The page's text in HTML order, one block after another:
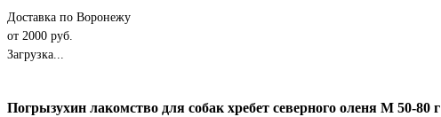
Доставка по Воронежу
от 2000 руб.
Загрузка...
Погрызухин лакомство для собак хребет северного оленя М 50-80 г